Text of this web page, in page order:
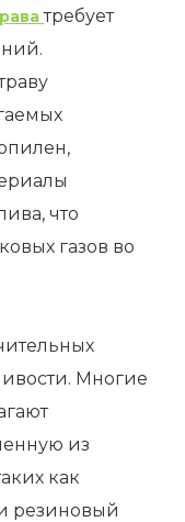
требует
что
газов во
Многие
из
как
резиновый